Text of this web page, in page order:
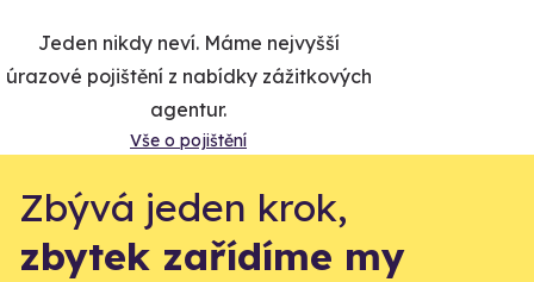
Jeden nikdy neví. Máme nejvyšší
úrazové pojištění z nabídky zážitkových
agentur.
Vše o pojištění
Zbývá jeden krok,
zbytek zařídíme my